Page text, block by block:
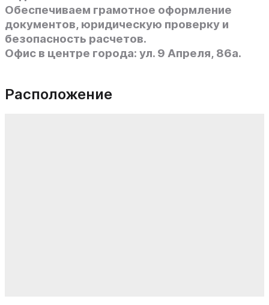
Обеспечиваем грамотное оформление
документов, юридическую проверку и
безопасность расчетов.
Офис в центре города: ул. 9 Апреля, 86а.
Расположение